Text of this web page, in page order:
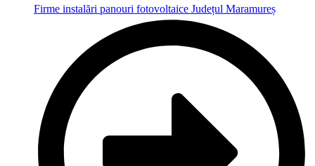
Firme instalări panouri fotovoltaice Județul Maramureș